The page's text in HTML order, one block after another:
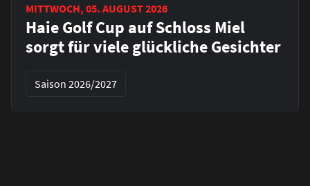
MITTWOCH, 05. AUGUST 2026
Haie Golf Cup auf Schloss Miel
sorgt für viele glückliche Gesichter
Saison 2026/2027